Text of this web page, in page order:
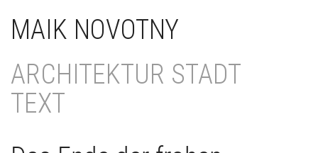
zum
InhaltMAIK NOVOTNY
ARCHITEKTUR STADT
TEXT